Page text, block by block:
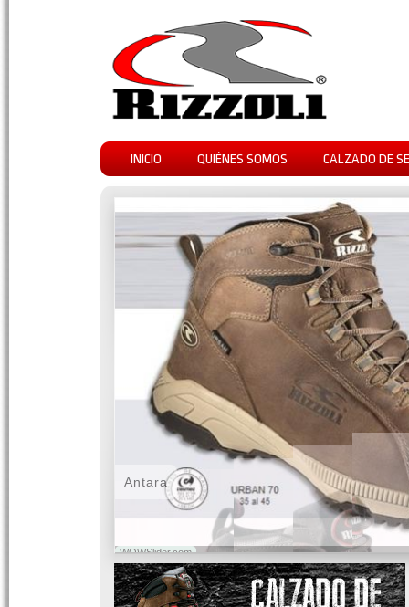
INICIO QUIÉNES SOMOS CALZADO DE
WOWSlider.com
Antara